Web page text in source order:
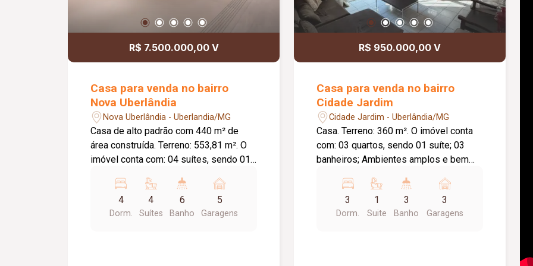
R$ 7.500.000,00 V
Casa para venda no bairro
Nova Uberlândia
Nova Uberlândia - Uberlandia/MG
Casa de alto padrão com 440 m² de
área construída. Terreno: 553,81 m². O
imóvel conta com: 04 suítes, sendo 01
possibilidade de conversão para 05ª
suíte; Sala com pé-direito duplo;
Escritório; Cozinha independente;
4
Dorm.
4
Suítes
6
Banho
5
Garagens
R$ 950.000,00 V
Casa para venda no bairro
Cidade Jardim
Cidade Jardim - Uberlândia/MG
Casa. Terreno: 360 m². O imóvel conta
com: 03 quartos, sendo 01 suíte; 03
banheiros; Ambientes amplos e bem
churrasqueira; Piscina; 03 vagas de
garagem; Diferenciais: Área de lazer
completa; Excelente localização, com
3
Dorm.
1
Suite
3
Banho
3
Garagens